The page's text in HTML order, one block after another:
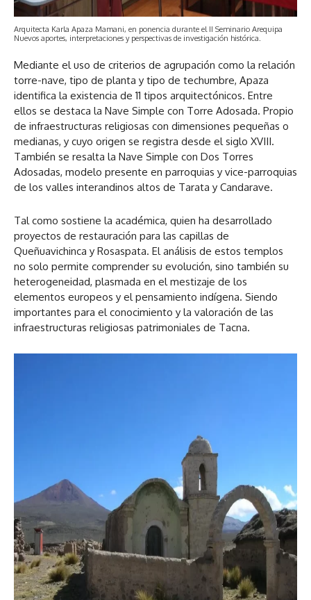
Arquitecta Karla Apaza Mamani, en ponencia durante el II Seminario Arequipa
Nuevos aportes, interpretaciones y perspectivas de investigación histórica.
Mediante el uso de criterios de agrupación como la relación
torre-nave, tipo de planta y tipo de techumbre, Apaza
identifica la existencia de 11 tipos arquitectónicos. Entre
ellos se destaca la Nave Simple con Torre Adosada. Propio
de infraestructuras religiosas con dimensiones pequeñas o
medianas, y cuyo origen se registra desde el siglo XVIII.
También se resalta la Nave Simple con Dos Torres
Adosadas, modelo presente en parroquias y vice-parroquias
de los valles interandinos altos de Tarata y Candarave.
Tal como sostiene la académica, quien ha desarrollado
proyectos de restauración para las capillas de
Queñuavichinca y Rosaspata. El análisis de estos templos
no solo permite comprender su evolución, sino también su
heterogeneidad, plasmada en el mestizaje de los
elementos europeos y el pensamiento indígena. Siendo
importantes para el conocimiento y la valoración de las
infraestructuras religiosas patrimoniales de Tacna.